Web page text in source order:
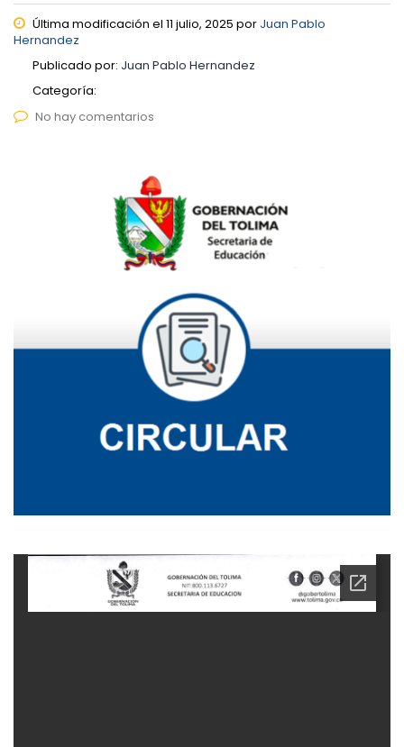
Última modificación el 11 julio, 2025 por Juan Pablo
Hernandez
Publicado por: Juan Pablo Hernandez
Categoría:
No hay comentarios